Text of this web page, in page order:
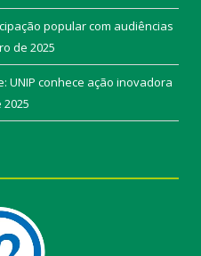
popular com audiências
de 2025
UNIP conhece ação inovadora